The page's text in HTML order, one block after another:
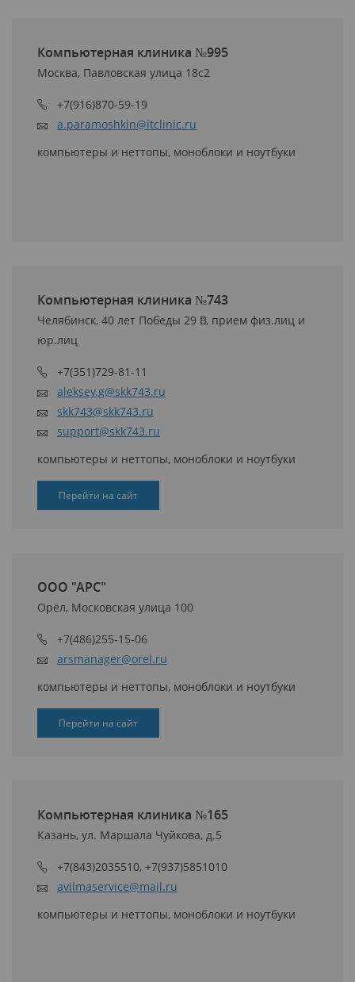
Компьютерная клиника №995
Москва, Павловская улица 18с2
+7(916)870-59-19
a.paramoshkin@itclinic.ru
компьютеры и неттопы, моноблоки и ноутбуки
Компьютерная клиника №743
Челябинск, 40 лет Победы 29 В, прием физ.лиц и
юр.лиц
+7(351)729-81-11
aleksey.g@skk743.ru
skk743@skk743.ru
support@skk743.ru
компьютеры и неттопы, моноблоки и ноутбуки
Перейти на сайт
ООО "АРС"
Орёл, Московская улица 100
+7(486)255-15-06
arsmanager@orel.ru
компьютеры и неттопы, моноблоки и ноутбуки
Перейти на сайт
Компьютерная клиника №165
Казань, ул. Маршала Чуйкова, д.5
+7(843)2035510, +7(937)5851010
avilmaservice@mail.ru
компьютеры и неттопы, моноблоки и ноутбуки